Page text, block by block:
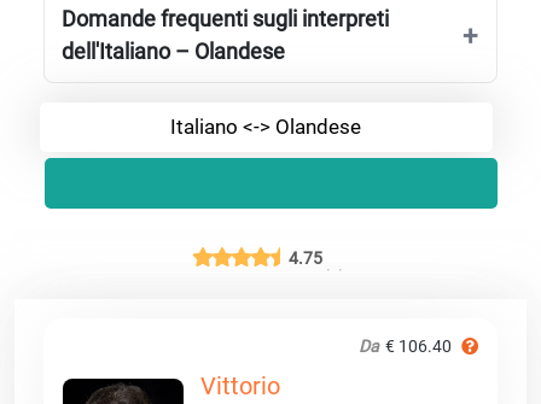
Domande frequenti sugli interpreti
dell'Italiano – Olandese
Italiano <-> Olandese
4.75
Da € 106.40
Vittorio